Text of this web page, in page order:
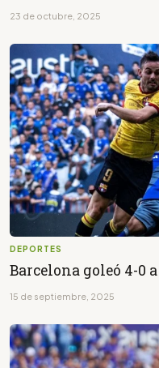
23 de octubre, 2025
DEPORTES
Barcelona goleó 4-0
15 de septiembre, 2025